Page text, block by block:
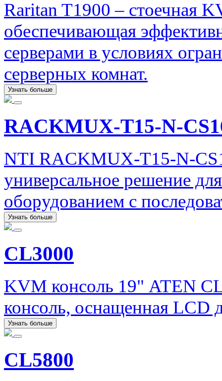
Raritan T1900 – стоечная
обеспечивающая
серверами в условиях
серверных комнат.
Узнать больше
RACKMUX-T15-N-
NTI RACKMUX-T15-N-
универсальное решение
оборудованием с
Узнать больше
CL3000
KVM консоль 19" ATEN
консоль, оснащенная LCD
Узнать больше
CL5800